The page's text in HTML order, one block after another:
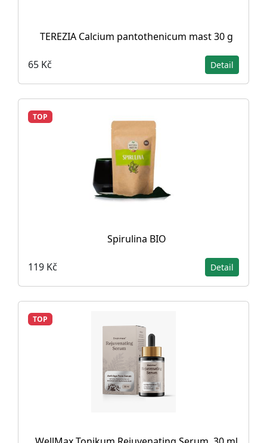
TEREZIA Calcium pantothenicum mast 30 g
65 Kč Detail
TOP
Spirulina BIO
119 Kč Detail
TOP